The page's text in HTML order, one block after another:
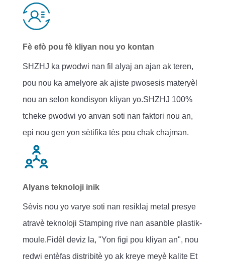
Fè efò pou fè kliyan nou yo kontan
SHZHJ ka pwodwi nan fil alyaj an ajan ak teren,
pou nou ka amelyore ak ajiste pwosesis materyèl
nou an selon kondisyon kliyan yo.SHZHJ 100%
tcheke pwodwi yo anvan soti nan faktori nou an,
epi nou gen yon sètifika tès pou chak chajman.
Alyans teknoloji inik
Sèvis nou yo varye soti nan resiklaj metal presye
atravè teknoloji Stamping rive nan asanble plastik-
moule.Fidèl deviz la, "Yon figi pou kliyan an", nou
redwi entèfas distribitè yo ak kreye meyè kalite Et